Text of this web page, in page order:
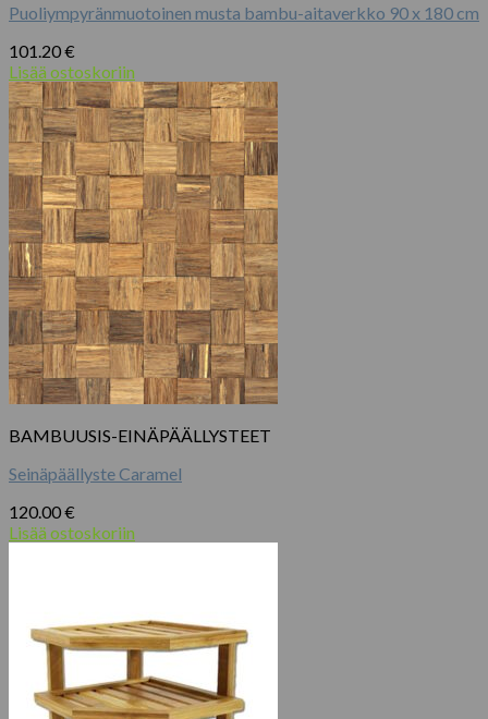
Puoliympyränmuotoinen musta bambu-aitaverkko 90 x 180 cm
101.20€
Lisää ostoskoriin
BAMBUUSIS-EINÄPÄÄLLYSTEET
Seinäpäällyste Caramel
120.00€
Lisää ostoskoriin